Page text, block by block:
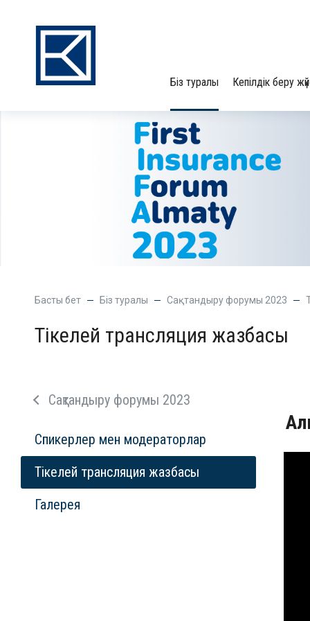
Біз туралы Кепілдік беру
Басты бет Біз туралы Сақтандыру форумы 2023
Тікелей трансляция жазбасы
Сақтандыру форумы 2023
Спикерлер мен модераторлар
Тікелей трансляция жазбасы
Галерея